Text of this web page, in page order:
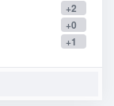
+2
+0
+1